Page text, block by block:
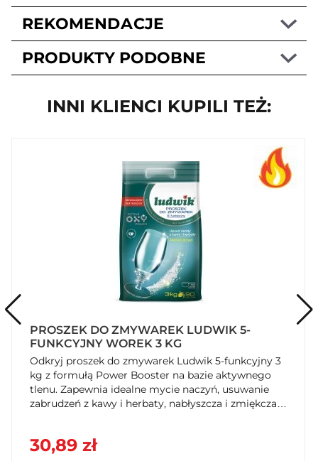
REKOMENDACJE
PRODUKTY PODOBNE
INNI KLIENCI KUPILI TEŻ:
PROSZEK DO ZMYWAREK LUDWIK 5-
FUNKCYJNY WOREK 3 KG
Odkryj proszek do zmywarek Ludwik 5-funkcyjny 3
kg z formułą Power Booster na bazie aktywnego
tlenu. Zapewnia idealne mycie naczyń, usuwanie
zabrudzeń z kawy i herbaty, nabłyszcza i zmiękcza
30,89 zł